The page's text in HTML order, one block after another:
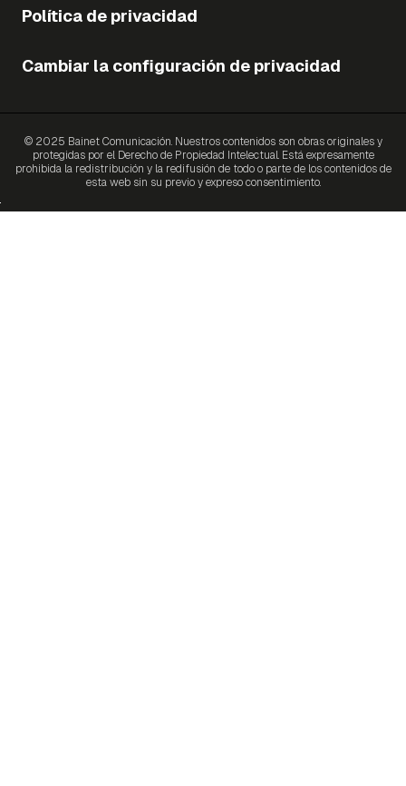
Política de privacidad
Cambiar la configuración de privacidad
© 2025 Bainet Comunicación. Nuestros contenidos son obras originales y
protegidas por el Derecho de Propiedad Intelectual. Está expresamente
prohibida la redistribución y la redifusión de todo o parte de los contenidos de
esta web sin su previo y expreso consentimiento.